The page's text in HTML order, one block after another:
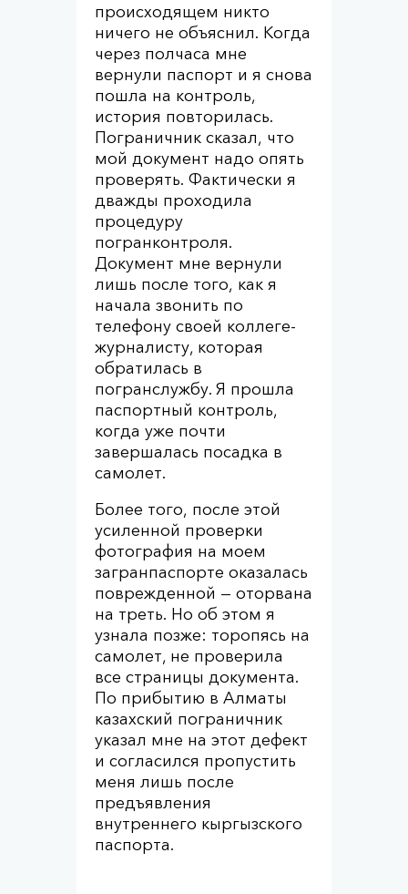
происходящем никто
ничего не объяснил. Когда
через полчаса мне
вернули паспорт и я снова
пошла на контроль,
история повторилась.
Пограничник сказал, что
мой документ надо опять
проверять. Фактически я
дважды проходила
процедуру
погранконтроля.
Документ мне вернули
лишь после того, как я
начала звонить по
телефону своей коллеге-
журналисту, которая
обратилась в
погранслужбу. Я прошла
паспортный контроль,
когда уже почти
завершалась посадка в
самолет.
Более того, после этой
усиленной проверки
фотография на моем
загранпаспорте оказалась
поврежденной — оторвана
на треть. Но об этом я
узнала позже: торопясь на
самолет, не проверила
все страницы документа.
По прибытию в Алматы
казахский пограничник
указал мне на этот дефект
и согласился пропустить
меня лишь после
предъявления
внутреннего кыргызского
паспорта.